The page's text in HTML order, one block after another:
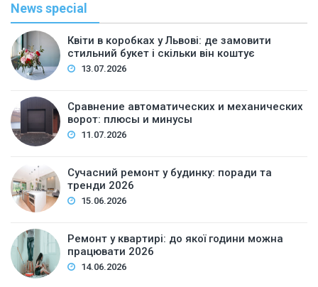
News special
Квіти в коробках у Львові: де замовити
стильний букет і скільки він коштує
13.07.2026
Сравнение автоматических и механических
ворот: плюсы и минусы
11.07.2026
Сучасний ремонт у будинку: поради та
тренди 2026
15.06.2026
Ремонт у квартирі: до якої години можна
працювати 2026
14.06.2026